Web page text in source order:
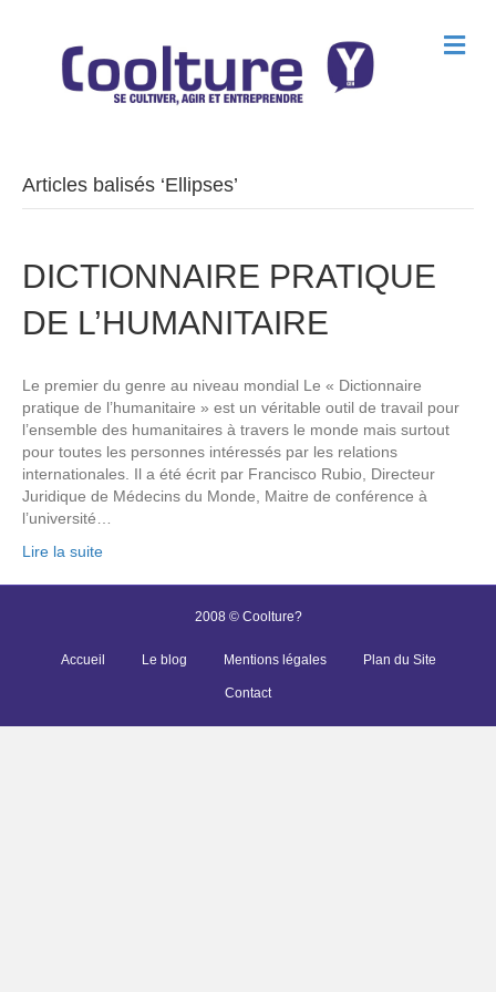
M
e
Articles balisés ‘Ellipses’
DICTIONNAIRE PRATIQUE
DE L’HUMANITAIRE
Le premier du genre au niveau mondial Le « Dictionnaire
pratique de l’humanitaire » est un véritable outil de travail pour
l’ensemble des humanitaires à travers le monde mais surtout
pour toutes les personnes intéressés par les relations
internationales. Il a été écrit par Francisco Rubio, Directeur
Juridique de Médecins du Monde, Maitre de conférence à
l’université…
Lire la suite
2008 © Coolture?
Accueil Le blog Mentions légales Plan du Site
Contact